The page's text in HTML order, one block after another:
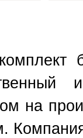
на